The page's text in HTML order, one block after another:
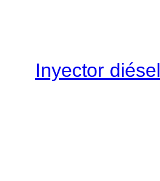
Inyector diésel